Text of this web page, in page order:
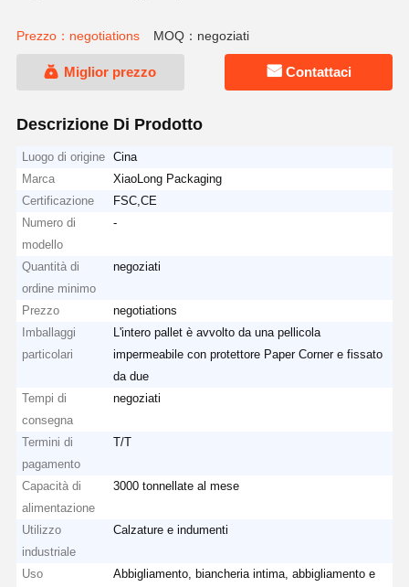
Prezzo：negotiations MOQ：negoziati
Miglior prezzo Contattaci
Descrizione Di Prodotto
Luogo di origine
Cina
Marca
XiaoLong Packaging
Certificazione
FSC,CE
Numero di
modello
-
Quantità di
ordine minimo
negoziati
Prezzo
negotiations
Imballaggi
particolari
L'intero pallet è avvolto da una pellicola
impermeabile con protettore Paper Corner e fissato
da due
Tempi di
consegna
negoziati
Termini di
pagamento
T/T
Capacità di
alimentazione
3000 tonnellate al mese
Utilizzo
industriale
Calzature e indumenti
Uso
Abbigliamento, biancheria intima, abbigliamento e